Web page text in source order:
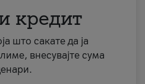
кредит
што сакате да ја
внесувајте сума